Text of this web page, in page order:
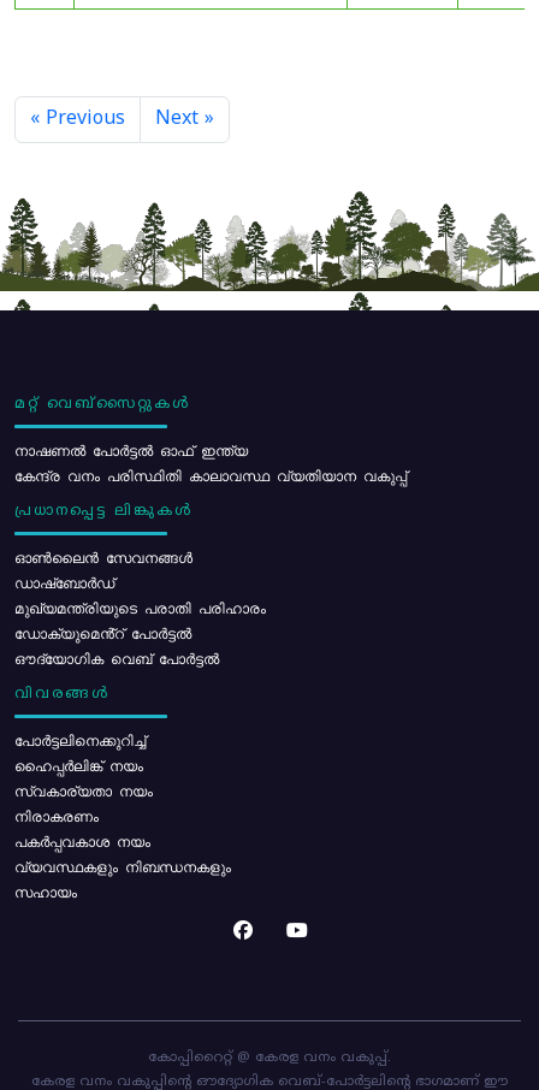
« Previous Next »
മറ്റ് വെബ്സൈറ്റുകൾ
നാഷണൽ പോർട്ടൽ ഓഫ് ഇന്ത്യ
കേന്ദ്ര വനം പരിസ്ഥിതി കാലാവസ്ഥ വ്യതിയാന വകുപ്പ്
പ്രധാനപ്പെട്ട ലിങ്കുകൾ
ഓൺലൈൻ സേവനങ്ങൾ
ഡാഷ്ബോർഡ്
മുഖ്യമന്ത്രിയുടെ പരാതി പരിഹാരം
ഡോക്യുമെൻ്റ് പോർട്ടൽ
ഔദ്യോഗിക വെബ് പോർട്ടൽ
വിവരങ്ങൾ
പോര്‍ട്ടലിനെക്കുറിച്ച്
ഹൈപ്പർലിങ്ക് നയം
സ്വകാര്യതാ നയം
നിരാകരണം
പകർപ്പവകാശ നയം
വ്യവസ്ഥകളും നിബന്ധനകളും
സഹായം
കോപ്പിറൈറ്റ് @ കേരള വനം വകുപ്പ്.
കേരള വനം വകുപ്പിന്റെ ഔദ്യോഗിക വെബ്-പോർട്ടലിന്റെ ഭാഗമാണ് ഈ